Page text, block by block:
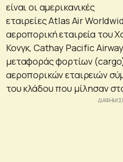
είναι οι αμερικανικές
εταιρείες Atlas Air
αεροπορική εταιρεία του
Κονγκ, Cathay Pacific
μεταφοράς φορτίων
αεροπορικών εταιρειών
του κλάδου που μίλησαν